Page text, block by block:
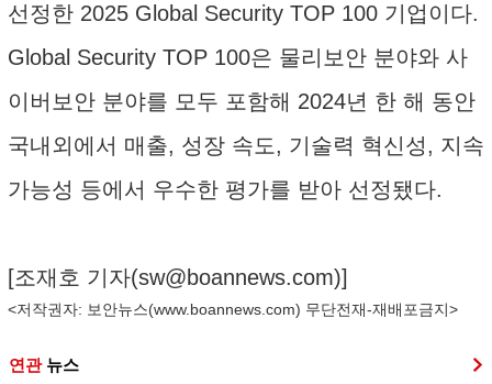
선정한 2025 Global Security TOP 100 기업이다.
Global Security TOP 100은 물리보안 분야와 사
이버보안 분야를 모두 포함해 2024년 한 해 동안
국내외에서 매출, 성장 속도, 기술력 혁신성, 지속
가능성 등에서 우수한 평가를 받아 선정됐다.
[조재호 기자(sw@boannews.com)]
<저작권자: 보안뉴스(www.boannews.com) 무단전재-재배포금지>
연관 뉴스